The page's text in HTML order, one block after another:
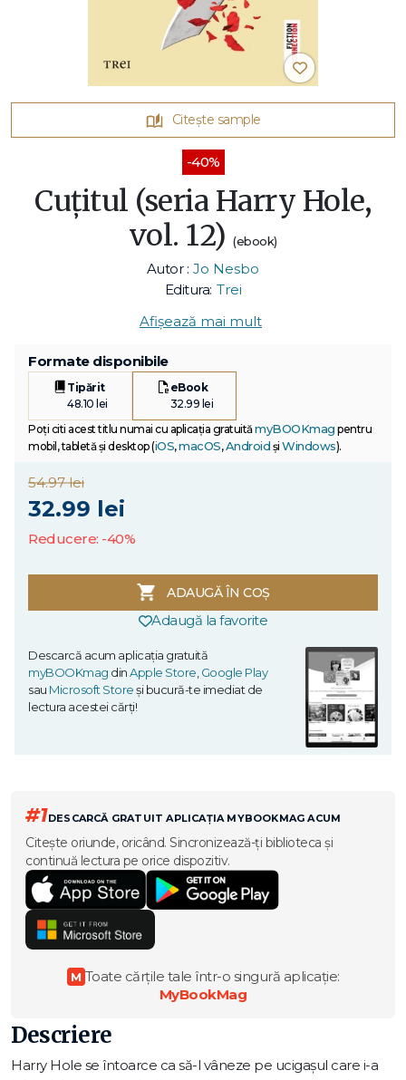
Citește sample
-40%
Cuțitul (seria Harry Hole,
vol. 12) (ebook)
Autor : Jo Nesbo
Editura: Trei
Afișează mai mult
Formate disponibile
Tipărit
48.10 lei
eBook
32.99 lei
Poți citi acest titlu numai cu aplicația gratuitămyBOOKmag pentru
mobil, tabletă și desktop (iOS,macOS,Android și Windows).
54.97 lei
32.99 lei
Reducere: -40%
ADAUGĂ ÎN COȘ
Adaugă la favorite
Descarcă acum aplicația gratuită
myBOOKmag dinApple Store,Google Play
sau Microsoft Storeși bucură-te imediat de
lectura acestei cărți!
#1DESCARCĂ GRATUIT APLICAȚIA MYBOOKMAG ACUM
Citește oriunde, oricând. Sincronizează-ți biblioteca și
continuă lectura pe orice dispozitiv.
M Toate cărțile tale într-o singură aplicație:
MyBookMag
Descriere
Harry Hole se întoarce ca să-l vâneze pe ucigașul care i-a